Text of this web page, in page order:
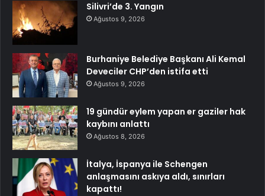
Silivri’de 3. Yangın
Ağustos 9, 2026
Burhaniye Belediye Başkanı Ali Kemal
Deveciler CHP’den istifa etti
Ağustos 9, 2026
19 gündür eylem yapan er gaziler hak
kaybını anlattı
Ağustos 8, 2026
İtalya, İspanya ile Schengen
anlaşmasını askıya aldı, sınırları
kapattı!